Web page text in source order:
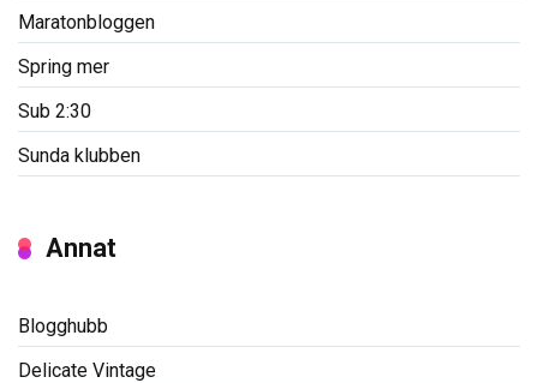
Maratonbloggen
Spring mer
Sub 2:30
Sunda klubben
Annat
Blogghubb
Delicate Vintage